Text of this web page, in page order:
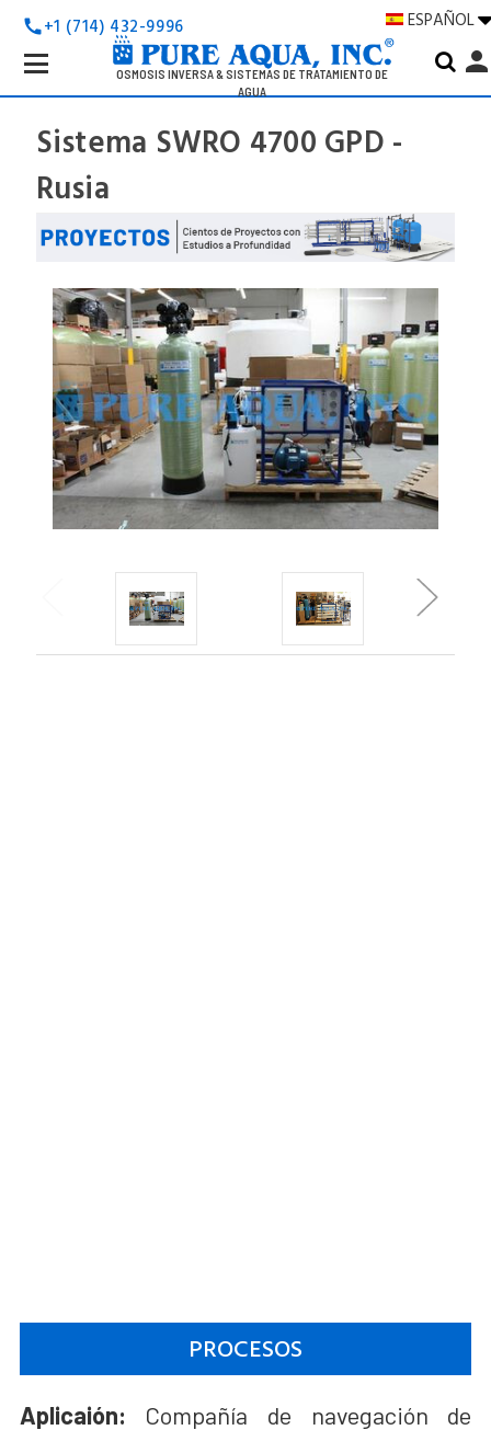
call+1 (714) 432-9996 ESPAÑOL
OSMOSIS INVERSA & SISTEMAS DE TRATAMIENTO DE
AGUA
Search
Keyword:
Sistema SWRO 4700 GPD -
Rusia
PROCESOS
Aplicaión: Compañía de navegación de